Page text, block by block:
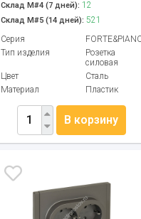
Склад М#4 (7 дней): 12
Склад М#5 (14 дней): 521
Серия
Тип изделия
Розетка
силовая
Цвет
Сталь
Материал
Пластик
В корзину